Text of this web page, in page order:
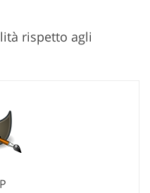
rispetto agli